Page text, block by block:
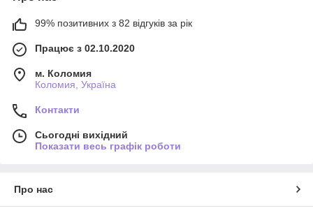
99% позитивних з 82 відгуків за рік
Працює з 02.10.2020
м. Коломия
Коломия, Україна
Контакти
Сьогодні вихідний
Показати весь графік роботи
Про нас